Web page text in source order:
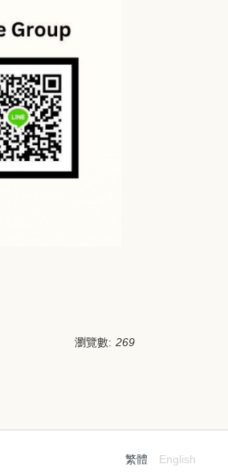
瀏覽數: 269
繁體 English